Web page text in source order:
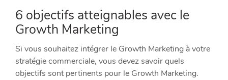
6 objectifs atteignables avec le
Growth Marketing
Si vous souhaitez intégrer le Growth Marketing à votre
stratégie commerciale, vous devez savoir quels
objectifs sont pertinents pour le Growth Marketing.